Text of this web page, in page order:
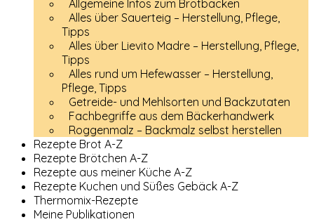
Allgemeine Infos zum Brotbacken
Alles über Sauerteig – Herstellung, Pflege,
Tipps
Alles über Lievito Madre – Herstellung, Pflege,
Tipps
Alles rund um Hefewasser – Herstellung,
Pflege, Tipps
Getreide- und Mehlsorten und Backzutaten
Fachbegriffe aus dem Bäckerhandwerk
Roggenmalz – Backmalz selbst herstellen
Rezepte Brot A-Z
Rezepte Brötchen A-Z
Rezepte aus meiner Küche A-Z
Rezepte Kuchen und Süßes Gebäck A-Z
Thermomix-Rezepte
Meine Publikationen